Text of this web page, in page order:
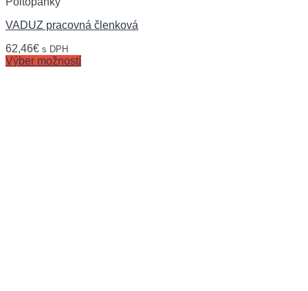
VADUZ pracovná členková
62,46€ s DPH
Výber možností